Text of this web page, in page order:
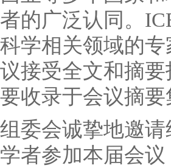
者的广泛认同。
科学相关领域的
议接受全文和摘
要收录于会议摘要
组委会诚挚地邀
学者参加本届会